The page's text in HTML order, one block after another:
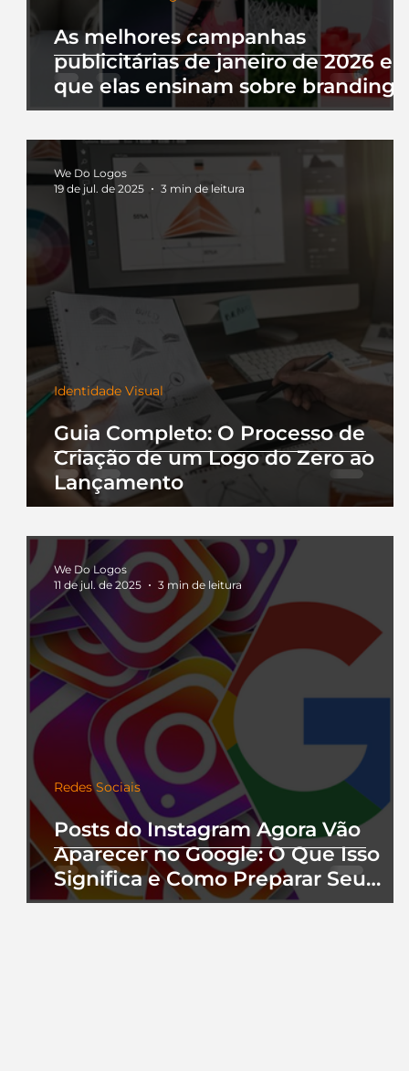
As melhores campanhas
publicitárias de janeiro de 2026 e
que elas ensinam sobre branding
Guia Completo: O Processo de
Criação de um Logo do Zero ao
Lançamento
Identidade Visual
We Do Logos
19 de jul. de 2025
3 min de leitura
Posts do Instagram Agora Vão
Aparecer no Google: O Que Isso
Significa e Como Preparar Seu
Perfil
Redes Sociais
We Do Logos
11 de jul. de 2025
3 min de leitura